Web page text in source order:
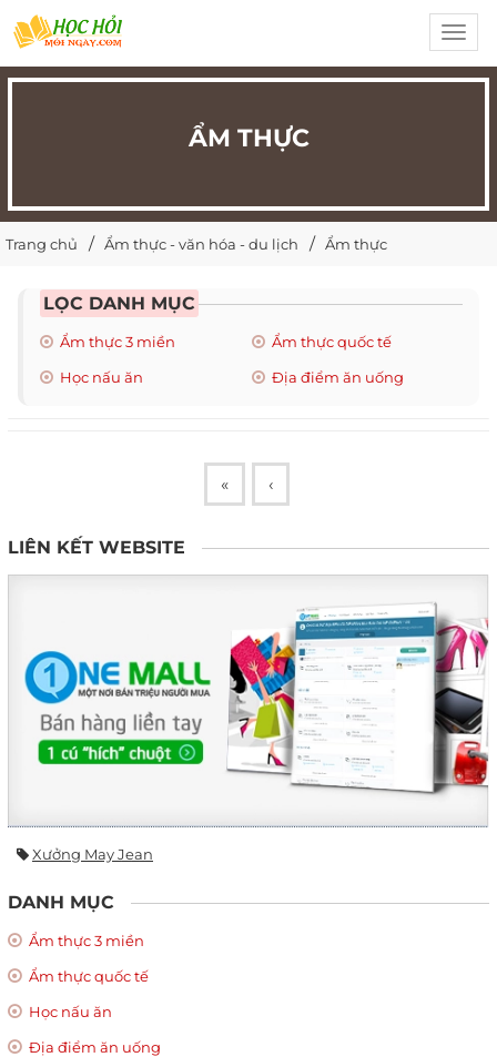
ẨM THỰC
Trang chủ Ẩm thực - văn hóa - du lịch Ẩm thực
LỌC DANH MỤC
Ẩm thực 3 miền
Ẩm thực quốc tế
Học nấu ăn
Địa điểm ăn uống
« ‹
LIÊN KẾT WEBSITE
Xưởng May Jean
DANH MỤC
Ẩm thực 3 miền
Ẩm thực quốc tế
Học nấu ăn
Địa điểm ăn uống